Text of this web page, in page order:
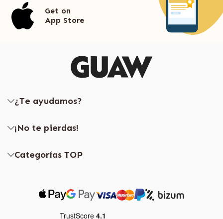
Get on
App Store
¿Te ayudamos?
¡No te pierdas!
Categorías TOP